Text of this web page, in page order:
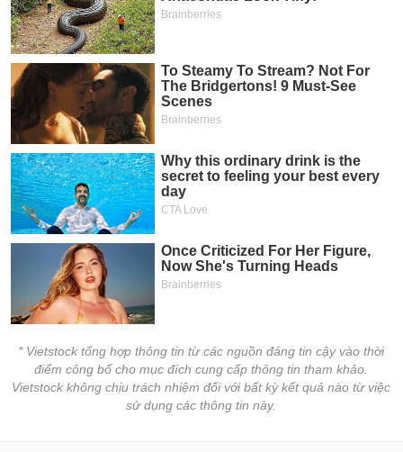
* Vietstock tổng hợp thông tin từ các nguồn đáng tin cậy vào thời
điểm công bố cho mục đích cung cấp thông tin tham khảo.
Vietstock không chịu trách nhiệm đối với bất kỳ kết quả nào từ việc
sử dụng các thông tin này.